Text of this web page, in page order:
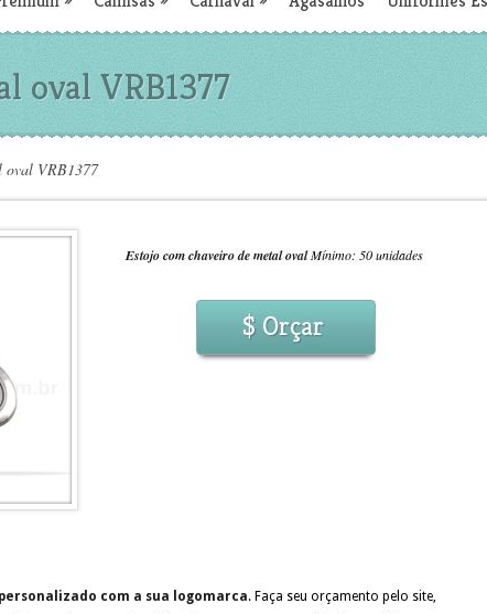
oval VRB1377
oval VRB1377
Estojo com chaveiro de metal ovalMínimo: 50 unidades
$ Orçar
com a sua logomarca. Faça seu orçamento pelo site,